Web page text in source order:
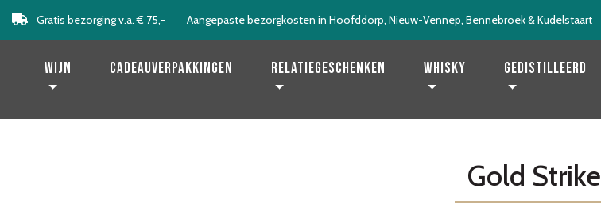
Gratis bezorging v.a. € 75,- Aangepaste bezorgkosten in Hoofddorp, Nieuw-Vennep, Bennebroek & Kudelstaart
Levering binnen 2 werkdagen!
Wijn Cadeauverpakkingen Relatiegeschenken Whisky Gedistilleerd
Gold Strike